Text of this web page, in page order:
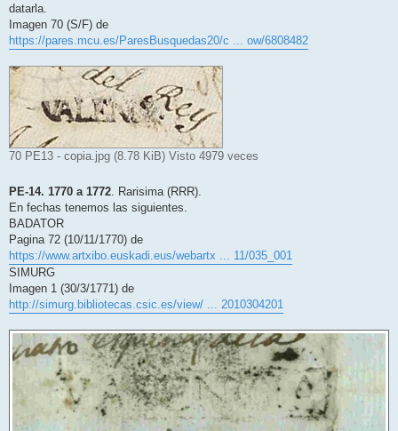
datarla.
Imagen 70 (S/F) de
https://pares.mcu.es/ParesBusquedas20/c ... ow/6808482
70 PE13 - copia.jpg (8.78 KiB) Visto 4979 veces
PE-14. 1770 a 1772 . Rarisima (RRR).
En fechas tenemos las siguientes.
BADATOR
Pagina 72 (10/11/1770) de
https://www.artxibo.euskadi.eus/webartx ... 11/035_001
SIMURG
Imagen 1 (30/3/1771) de
http://simurg.bibliotecas.csic.es/view/ ... 2010304201